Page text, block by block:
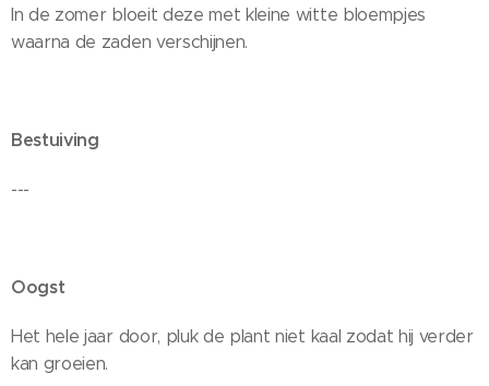
In de zomer bloeit deze met kleine witte bloempjes
waarna de zaden verschijnen.
Bestuiving
---
Oogst
Het hele jaar door, pluk de plant niet kaal zodat hij verder
kan groeien.